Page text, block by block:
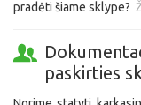
pradėti šiame sklype?
paskirties